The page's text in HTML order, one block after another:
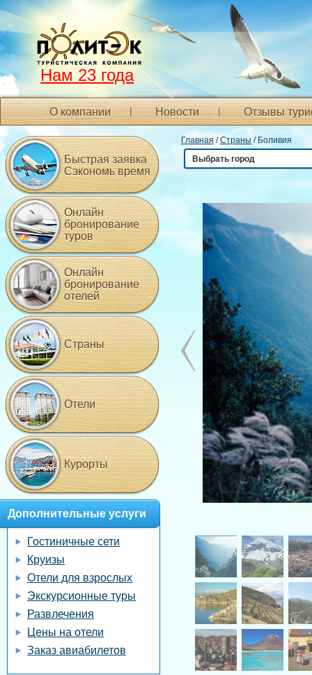
Нам 23 года
О компании Новости Отзывы
Главная /Страны / Боливия
Выбрать город
Быстрая заявка
Сэкономь время
Онлайн
бронирование
туров
Онлайн
бронирование
отелей
Страны
Отели
Курорты
Дополнительные услуги
Гостиничные сети
Круизы
Отели для взрослых
Экскурсионные туры
Развлечения
Цены на отели
Заказ авиабилетов